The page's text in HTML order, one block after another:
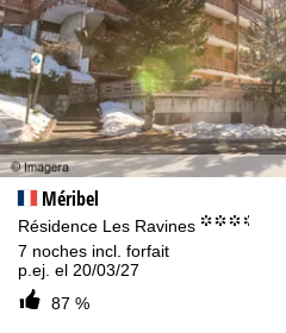
Méribel
Résidence Les Ravines °°°.
7 noches incl. forfait
p.ej. el 20/03/27
87 %